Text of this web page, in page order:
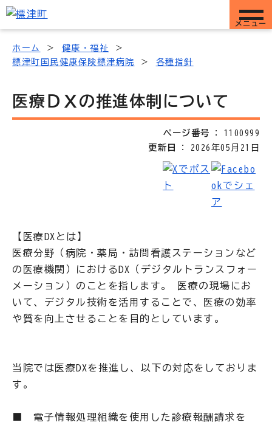
メニュー
ホーム
健康・福祉
標津町国民健康保険標津病院
各種指針
医療ＤＸの推進体制について
ページ番号
1100999
更新日
2026年05月21日
【医療DXとは】
医療分野（病院・薬局・訪問看護ステーションなど
の医療機関）におけるDX（デジタルトランスフォー
メーション）のことを指します。 医療の現場にお
いて、デジタル技術を活用することで、医療の効率
や質を向上させることを目的としています。
当院では医療DXを推進し、以下の対応をしておりま
す。
■ 電子情報処理組織を使用した診療報酬請求を